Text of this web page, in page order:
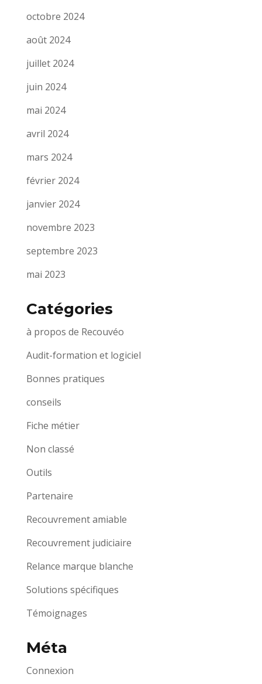
octobre 2024
août 2024
juillet 2024
juin 2024
mai 2024
avril 2024
mars 2024
février 2024
janvier 2024
novembre 2023
septembre 2023
mai 2023
Catégories
à propos de Recouvéo
Audit-formation et logiciel
Bonnes pratiques
conseils
Fiche métier
Non classé
Outils
Partenaire
Recouvrement amiable
Recouvrement judiciaire
Relance marque blanche
Solutions spécifiques
Témoignages
Méta
Connexion